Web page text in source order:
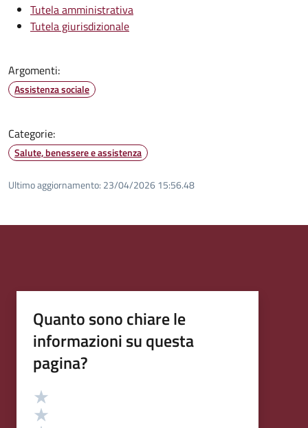
Tutela amministrativa
Tutela giurisdizionale
Argomenti:
Assistenza sociale
Categorie:
Salute, benessere e assistenza
Ultimo aggiornamento: 23/04/2026 15:56.48
Quanto sono chiare le
informazioni su questa
pagina?
Valutazione